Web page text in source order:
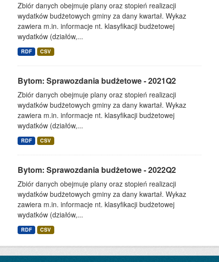
Zbiór danych obejmuje plany oraz stopień realizacji
wydatków budżetowych gminy za dany kwartał. Wykaz
zawiera m.in. informacje nt. klasyfikacji budżetowej
wydatków (działów,...
RDF CSV
Bytom: Sprawozdania budżetowe - 2021Q2
Zbiór danych obejmuje plany oraz stopień realizacji
wydatków budżetowych gminy za dany kwartał. Wykaz
zawiera m.in. informacje nt. klasyfikacji budżetowej
wydatków (działów,...
RDF CSV
Bytom: Sprawozdania budżetowe - 2022Q2
Zbiór danych obejmuje plany oraz stopień realizacji
wydatków budżetowych gminy za dany kwartał. Wykaz
zawiera m.in. informacje nt. klasyfikacji budżetowej
wydatków (działów,...
RDF CSV